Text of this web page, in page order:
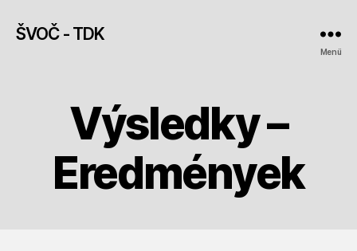
ŠVOČ - TDK
Menü
Výsledky –
Eredmények